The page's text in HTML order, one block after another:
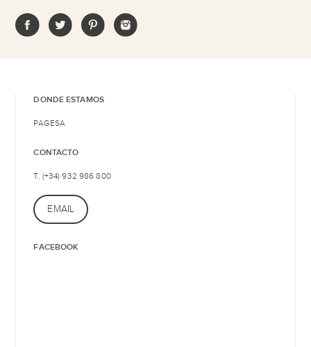
DONDE ESTAMOS
PAGESA
CONTACTO
T. (+34) 932 986 800
EMAIL
FACEBOOK